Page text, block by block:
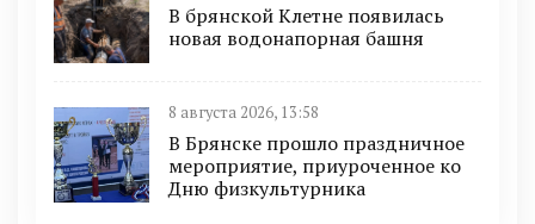
В брянской Клетне появилась
новая водонапорная башня
8 августа 2026, 13:58
В Брянске прошло праздничное
мероприятие, приуроченное ко
Дню физкультурника